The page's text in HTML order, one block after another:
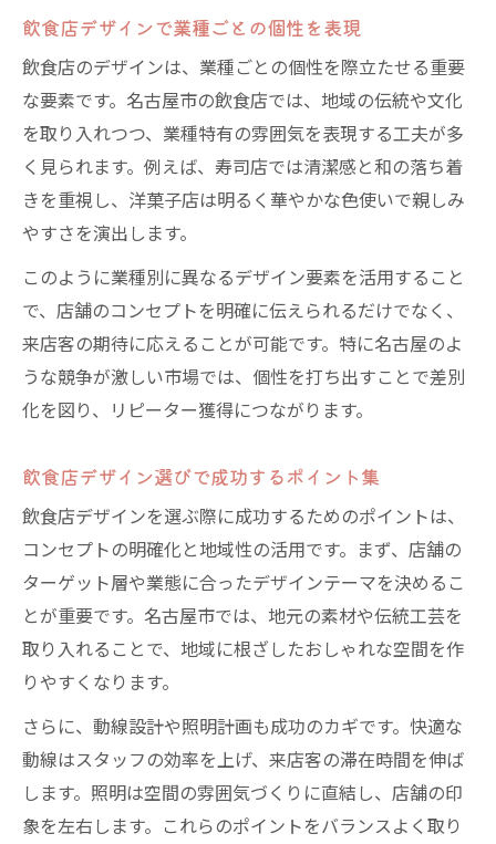
飲食店デザインで業種ごとの個性を表現
飲食店のデザインは、業種ごとの個性を際立たせる重要
な要素です。名古屋市の飲食店では、地域の伝統や文化
を取り入れつつ、業種特有の雰囲気を表現する工夫が多
く見られます。例えば、寿司店では清潔感と和の落ち着
きを重視し、洋菓子店は明るく華やかな色使いで親しみ
やすさを演出します。
このように業種別に異なるデザイン要素を活用すること
で、店舗のコンセプトを明確に伝えられるだけでなく、
来店客の期待に応えることが可能です。特に名古屋のよ
うな競争が激しい市場では、個性を打ち出すことで差別
化を図り、リピーター獲得につながります。
飲食店デザイン選びで成功するポイント集
飲食店デザインを選ぶ際に成功するためのポイントは、
コンセプトの明確化と地域性の活用です。まず、店舗の
ターゲット層や業態に合ったデザインテーマを決めるこ
とが重要です。名古屋市では、地元の素材や伝統工芸を
取り入れることで、地域に根ざしたおしゃれな空間を作
りやすくなります。
さらに、動線設計や照明計画も成功のカギです。快適な
動線はスタッフの効率を上げ、来店客の滞在時間を伸ば
します。照明は空間の雰囲気づくりに直結し、店舗の印
象を左右します。これらのポイントをバランスよく取り